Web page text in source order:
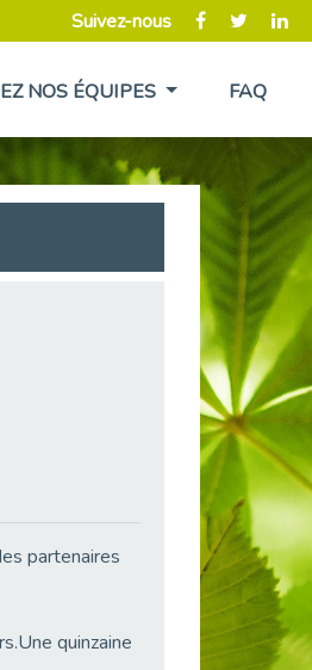
Suivez-nous
NOS ÉQUIPES FAQ
partenaires
quinzaine